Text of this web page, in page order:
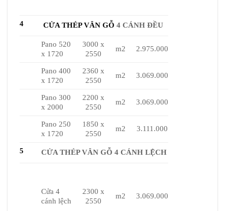
4 CỬA THÉP VÂN GỖ 4 CÁNH ĐỀU
Pano 520
x 1720
3000 x
2550
m2 2.975.000
Pano 400
x 1720
2360 x
2550
m2 3.069.000
Pano 300
x 2000
2200 x
2550
m2 3.069.000
Pano 250
x 1720
1850 x
2550
m2 3.111.000
5 CỬA THÉP VÂN GỖ 4 CÁNH LỆCH
Cửa 4
cánh lệch
2300 x
2550
m2 3.069.000